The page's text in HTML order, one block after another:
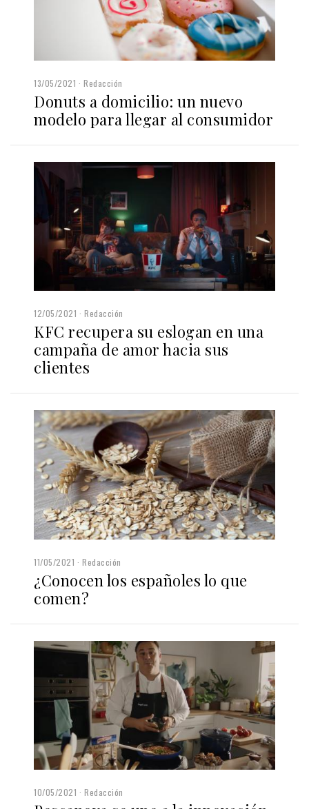
13/05/2021 Redacción
Donuts a domicilio: un nuevo
modelo para llegar al consumidor
12/05/2021 Redacción
KFC recupera su eslogan en una
campaña de amor hacia sus
clientes
11/05/2021 Redacción
¿Conocen los españoles lo que
comen?
10/05/2021 Redacción